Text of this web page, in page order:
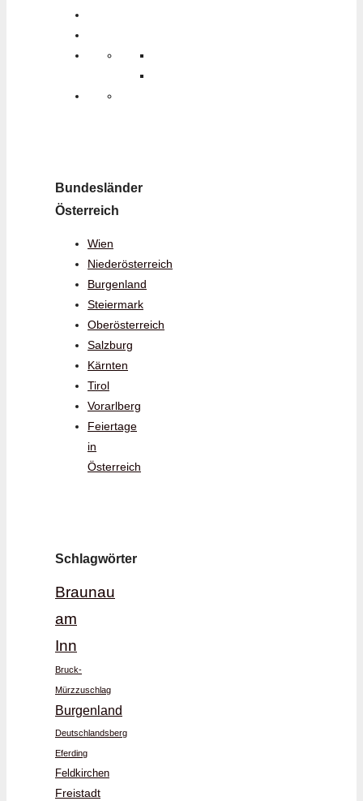
Bundesländer
Österreich
Wien
Niederösterreich
Burgenland
Steiermark
Oberösterreich
Salzburg
Kärnten
Tirol
Vorarlberg
Feiertage
in
Österreich
Schlagwörter
Braunau
am
Inn
Bruck-
Mürzzuschlag
Burgenland
Deutschlandsberg
Eferding
Feldkirchen
Freistadt